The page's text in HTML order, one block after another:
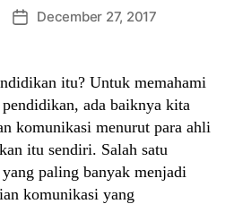
PostDecember 27, 2017
itu? Untuk memahami
ada baiknya kita
komunikasi menurut para ahli
itu sendiri. Salah satu
paling banyak menjadi
komunikasi yang